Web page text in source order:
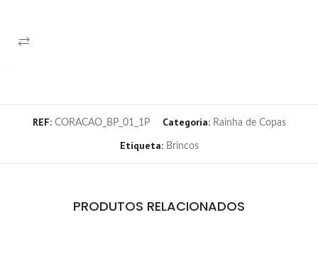
REF: CORACAO_BP_01_1P Categoria: Rainha de Copas
Etiqueta: Brincos
PRODUTOS RELACIONADOS